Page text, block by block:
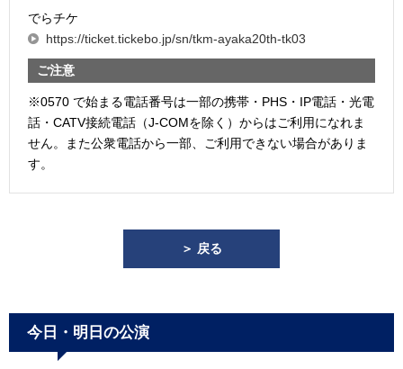
でらチケ
https://ticket.tickebo.jp/sn/tkm-ayaka20th-tk03
ご注意
※0570 で始まる電話番号は一部の携帯・PHS・IP電話・光電
話・CATV接続電話（J-COMを除く）からはご利用になれま
せん。また公衆電話から一部、ご利用できない場合がありま
す。
＞ 戻る
今日・明日の公演